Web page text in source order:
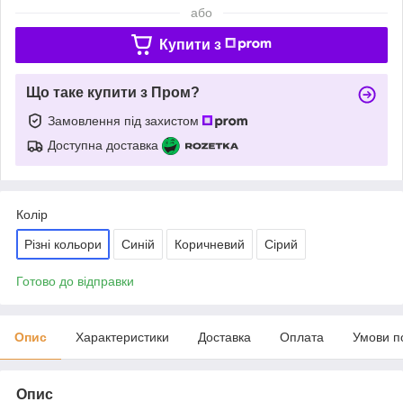
або
Купити з
Що таке купити з Пром?
Замовлення під захистом
Доступна доставка
Колір
Різні кольори Синій Коричневий Сірий
Готово до відправки
Опис Характеристики Доставка Оплата Умови
Опис